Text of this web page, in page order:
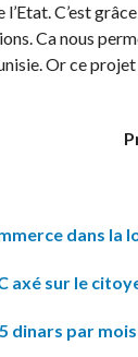
C’est
Ca nous
Or ce
dans la
axé sur le
dinars par